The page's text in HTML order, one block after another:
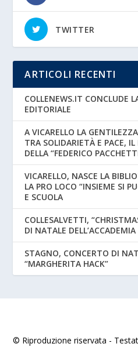
TWITTER
ARTICOLI RECENTI
COLLENEWS.IT CONCLUDE
EDITORIALE
A VICARELLO LA
TRA SOLIDARIETÀ E PACE,
DELLA “FEDERICO
VICARELLO, NASCE LA
LA PRO LOCO “INSIEME SI
E SCUOLA
COLLESALVETTI,
DI NATALE
STAGNO, CONCERTO DI
“MARGHERITA HACK”
© Riproduzione riservata -